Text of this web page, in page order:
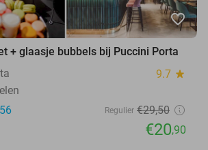
favorite_border
+ glaasje bubbels bij Puccini Porta
9.7 star
Regulier €29,50
€20,90